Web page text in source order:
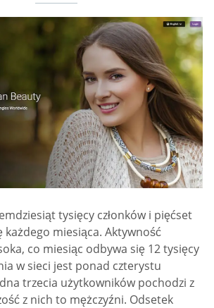
tysięcy członków i pięćset
miesiąca. Aktywność
co miesiąc odbywa się 12 tysięcy
w sieci jest ponad czterystu
trzecia użytkowników pochodzi z
z nich to mężczyźni. Odsetek